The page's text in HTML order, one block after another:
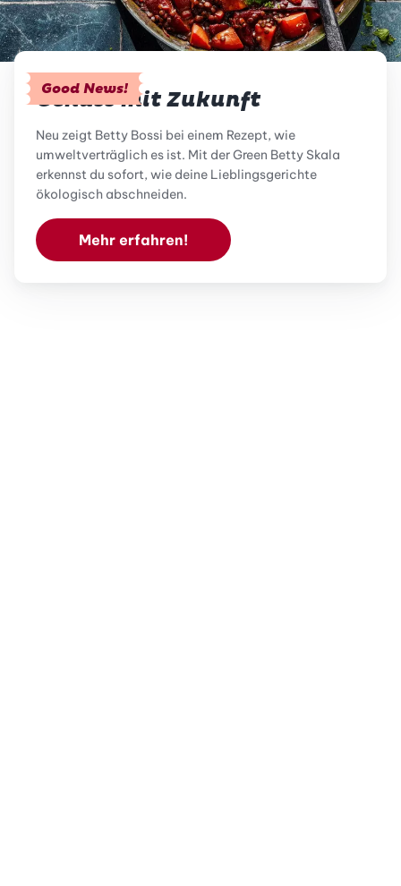
Good News!
Genuss mit Zukunft
Neu zeigt Betty Bossi bei einem Rezept, wie
umweltverträglich es ist. Mit der Green Betty Skala
erkennst du sofort, wie deine Lieblingsgerichte
ökologisch abschneiden.
Mehr erfahren!